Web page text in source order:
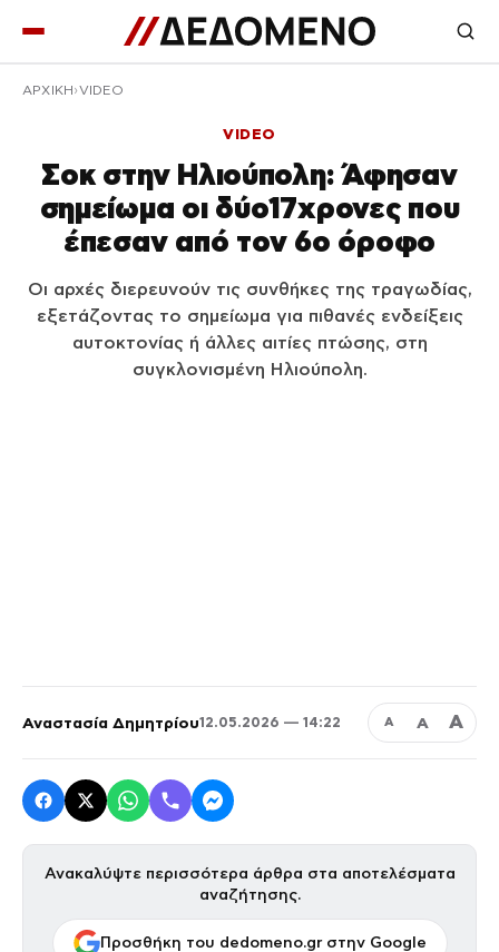
ΑΡΧΙΚΉ VIDEO
VIDEO
Σοκ στην Ηλιούπολη: Άφησαν
σημείωμα οι δύο17χρονες που
έπεσαν από τον 6ο όροφο
Οι αρχές διερευνούν τις συνθήκες της τραγωδίας,
εξετάζοντας το σημείωμα για πιθανές ενδείξεις
αυτοκτονίας ή άλλες αιτίες πτώσης, στη
συγκλονισμένη Ηλιούπολη.
Αναστασία Δημητρίου12.05.2026 — 14:22 Α Α Α
Ανακαλύψτε περισσότερα άρθρα στα αποτελέσματα
αναζήτησης.
Προσθήκη του dedomeno.gr στην Google